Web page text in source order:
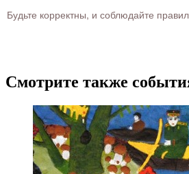
Будьте корректны, и соблюдайте
Смотрите также